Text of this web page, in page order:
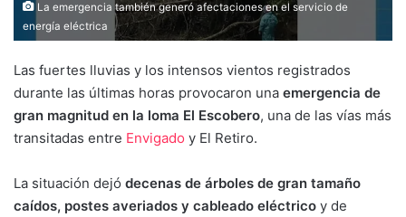
La emergencia también generó afectaciones en el servicio de
energía eléctrica
Las fuertes lluvias y los intensos vientos registrados
durante las últimas horas provocaron una emergencia de
gran magnitud en la loma El Escobero, una de las vías más
transitadas entre Envigado y El Retiro.
La situación dejó decenas de árboles de gran tamaño
caídos, postes averiados y cableado eléctrico y de